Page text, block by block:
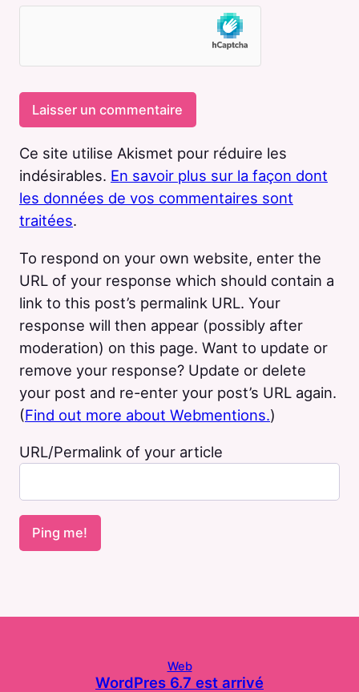
Ce site utilise Akismet pour réduire les
indésirables. En savoir plus sur la façon dont
les données de vos commentaires sont
traitées.
To respond on your own website, enter the
URL of your response which should contain a
link to this post’s permalink URL. Your
response will then appear (possibly after
moderation) on this page. Want to update or
remove your response? Update or delete
your post and re-enter your post’s URL again.
(Find out more about Webmentions.)
URL/Permalink of your article
Web
WordPres 6.7 est arrivé